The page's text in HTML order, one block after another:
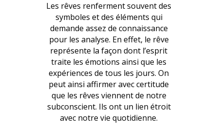
Les rêves renferment souvent des
symboles et des éléments qui
demande assez de connaissance
pour les analyse. En effet, le rêve
représente la façon dont l’esprit
traite les émotions ainsi que les
expériences de tous les jours. On
peut ainsi affirmer avec certitude
que les rêves viennent de notre
subconscient. Ils ont un lien étroit
avec notre vie quotidienne.